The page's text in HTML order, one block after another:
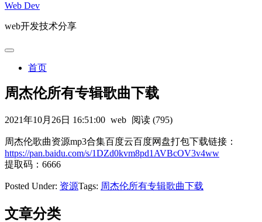
Web Dev
web开发技术分享
首页
周杰伦所有专辑歌曲下载
2021年10月26日 16:51:00 web 阅读 (795)
周杰伦歌曲资源mp3合集百度云百度网盘打包下载链接：
https://pan.baidu.com/s/1DZd0kvm8pd1AVBcOV3v4ww
提取码：6666
Posted Under: 资源Tags: 周杰伦所有专辑歌曲下载
文章分类